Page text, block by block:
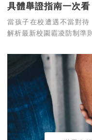
具體舉證指南一次看
當孩子在校遭遇不當對
解析最新校園霸凌防制準